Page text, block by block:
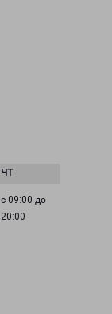
с 09:00 до
20:00